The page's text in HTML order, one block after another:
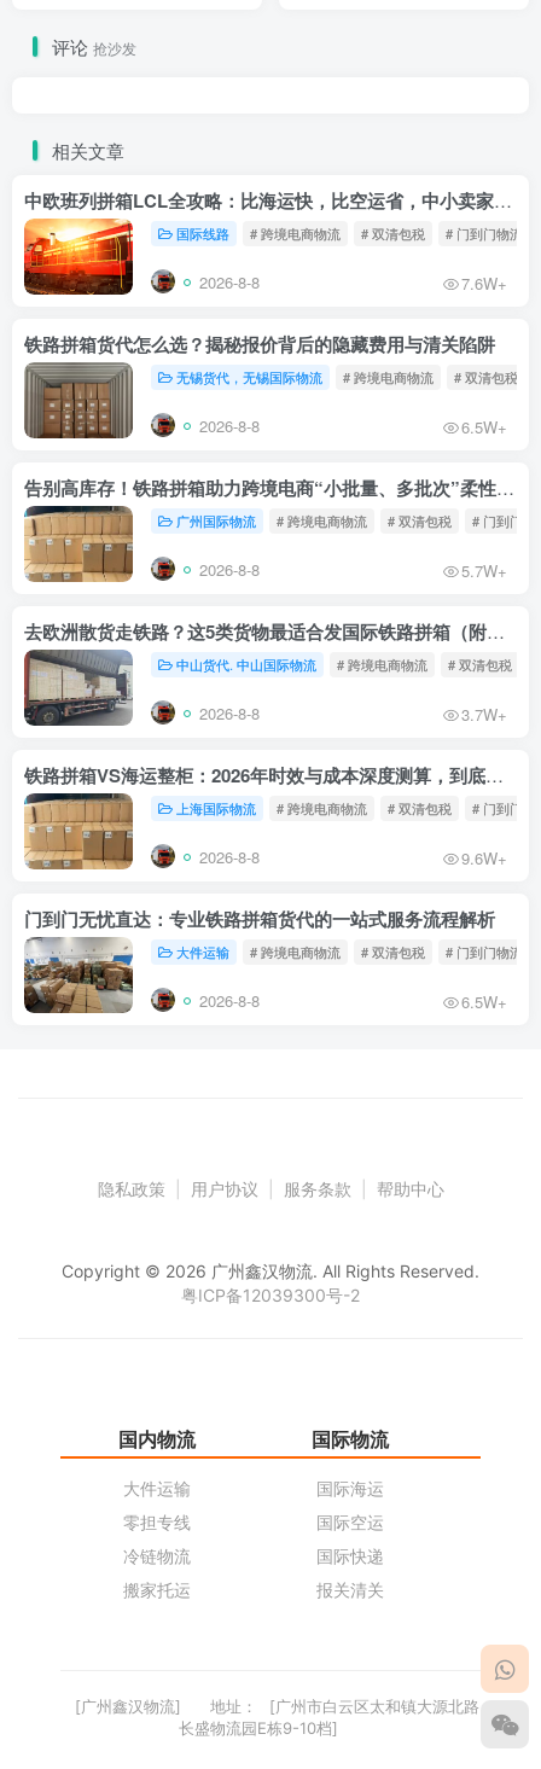
评论 抢沙发
相关文章
中欧班列拼箱LCL全攻略：比海运快，比空运省，中小卖家的物流新宠！
国际线路 # 跨境电商物流 # 双清包税 # 门到门物流
2026-8-8 7.6W+
铁路拼箱货代怎么选？揭秘报价背后的隐藏费用与清关陷阱
无锡货代，无锡国际物流 # 跨境电商物流 # 双清包税
2026-8-8 6.5W+
告别高库存！铁路拼箱助力跨境电商“小批量、多批次”柔性补货
广州国际物流 # 跨境电商物流 # 双清包税 # 门到门物
2026-8-8 5.7W+
去欧洲散货走铁路？这5类货物最适合发国际铁路拼箱（附禁运清单）
中山货代. 中山国际物流 # 跨境电商物流 # 双清包税
2026-8-8 3.7W+
铁路拼箱VS海运整柜：2026年时效与成本深度测算，到底能省多少钱？
上海国际物流 # 跨境电商物流 # 双清包税 # 门到门物
2026-8-8 9.6W+
门到门无忧直达：专业铁路拼箱货代的一站式服务流程解析
大件运输 # 跨境电商物流 # 双清包税 # 门到门物流
2026-8-8 6.5W+
隐私政策 用户协议 服务条款 帮助中心
Copyright © 2026 广州鑫汉物流. All Rights Reserved.
粤ICP备12039300号-2
国内物流
大件运输
零担专线
冷链物流
搬家托运
国际物流
国际海运
国际空运
国际快递
报关清关
[广州鑫汉物流] 地址：
[广州市白云区太和镇大源北路
长盛物流园E栋9-10档]